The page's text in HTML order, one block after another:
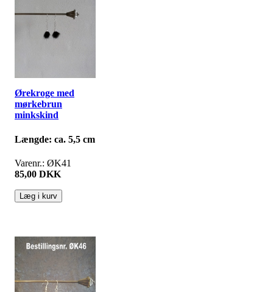
Ørekroge med
mørkebrun
minkskind
Længde: ca. 5,5 cm
Varenr.: ØK41
85,00 DKK